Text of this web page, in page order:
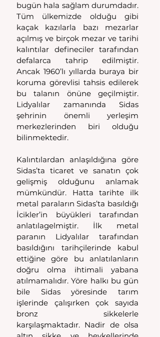
bugün hala sağlam durumdadır.
Tüm ülkemizde olduğu gibi
kaçak kazılarla bazı mezarlar
açılmış ve birçok mezar ve tarihi
kalıntılar defineciler tarafından
defalarca tahrip edilmiştir.
Ancak 1960’lı yıllarda buraya bir
koruma görevlisi tahsis edilerek
Lidyalılar zamanında Sidas
şehrinin önemli yerleşim
merkezlerinden biri olduğu
bilinmektedir.
Kalıntılardan anlaşıldığına göre
Sidas’ta ticaret ve sanatın çok
gelişmiş olduğunu anlamak
mümkündür. Hatta tarihte ilk
metal paraların Sidas’ta basıldığı
İcikler’in büyükleri tarafından
anlatılagelmiştir. İlk metal
paranın Lidyalılar tarafından
basıldığını tarihçilerinde kabul
ettiğine göre bu anlatılanların
doğru olma ihtimali yabana
atılmamalıdır. Yöre halkı bu gün
bile Sidas yöresinde tarım
işlerinde çalışırken çok sayıda
bronz sikkelerle
karşılaşmaktadır. Nadir de olsa